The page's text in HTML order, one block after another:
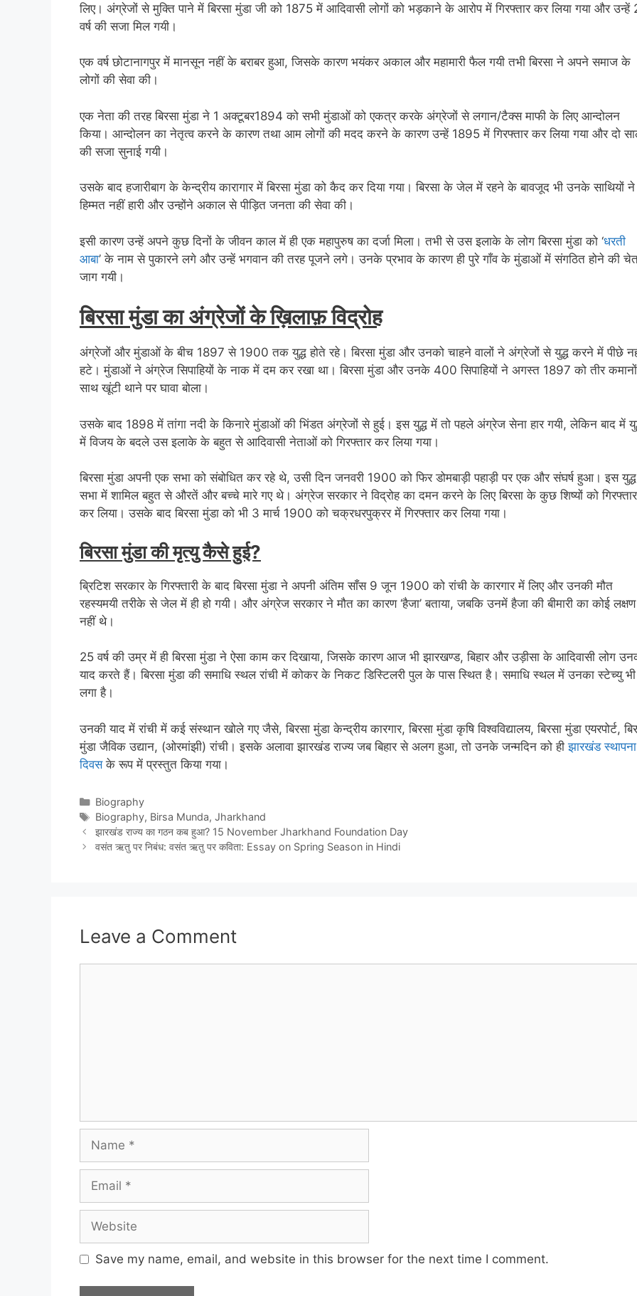
लिए। अंग्रेजों से मुक्ति पाने में बिरसा मुंडा जी को 1875 में आदिवासी लोगों को भड़काने के आरोप में गिरफ्तार कर लिया गया और उन्हें
वर्ष की सजा मिल गयी।
एक वर्ष छोटानागपुर में मानसून नहीं के बराबर हुआ, जिसके कारण भयंकर अकाल और महामारी फैल गयी तभी बिरसा ने अपने समाज के
लोगों की सेवा की।
एक नेता की तरह बिरसा मुंडा ने 1 अक्टूबर1894 को सभी मुंडाओं को एकत्र करके अंग्रेजों से लगान/टैक्स माफी के लिए आन्दोलन
किया। आन्दोलन का नेतृत्व करने के कारण तथा आम लोगों की मदद करने के कारण उन्हें 1895 में गिरफ्तार कर लिया गया और दो
की सजा सुनाई गयी।
उसके बाद हजारीबाग के केन्द्रीय कारागार में बिरसा मुंडा को कैद कर दिया गया। बिरसा के जेल में रहने के बावजूद भी उनके साथियों ने
हिम्मत नहीं हारी और उन्होंने अकाल से पीड़ित जनता की सेवा की।
इसी कारण उन्हें अपने कुछ दिनों के जीवन काल में ही एक महापुरुष का दर्जा मिला। तभी से उस इलाके के लोग बिरसा मुंडा को ‘धरती
आबा’ के नाम से पुकारने लगे और उन्हें भगवान की तरह पूजने लगे। उनके प्रभाव के कारण ही पुरे गाँव के मुंडाओं में संगठित होने की
जाग गयी।
बिरसा मुंडा का अंग्रेजों के ख़िलाफ़ विद्रोह
अंग्रेजों और मुंडाओं के बीच 1897 से 1900 तक युद्ध होते रहे। बिरसा मुंडा और उनको चाहने वालों ने अंग्रेजों से युद्ध करने में पीछे
हटे। मुंडाओं ने अंग्रेज सिपाहियों के नाक में दम कर रखा था। बिरसा मुंडा और उनके 400 सिपाहियों ने अगस्त 1897 को तीर
साथ खूंटी थाने पर घावा बोला।
उसके बाद 1898 में तांगा नदी के किनारे मुंडाओं की भिंडत अंग्रेजों से हुई। इस युद्ध में तो पहले अंग्रेज सेना हार गयी, लेकिन बाद में
में विजय के बदले उस इलाके के बहुत से आदिवासी नेताओं को गिरफ्तार कर लिया गया।
बिरसा मुंडा अपनी एक सभा को संबोधित कर रहे थे, उसी दिन जनवरी 1900 को फिर डोमबाड़ी पहाड़ी पर एक और संघर्ष हुआ। इस
सभा में शामिल बहुत से औरतें और बच्चे मारे गए थे। अंग्रेज सरकार ने विद्रोह का दमन करने के लिए बिरसा के कुछ शिष्यों को गिरफ्तार
कर लिया। उसके बाद बिरसा मुंडा को भी 3 मार्च 1900 को चक्रधरपुक्रर में गिरफ्तार कर लिया गया।
बिरसा मुंडा की मृत्यु कैसे हुई?
ब्रिटिश सरकार के गिरफ्तारी के बाद बिरसा मुंडा ने अपनी अंतिम साँस 9 जून 1900 को रांची के कारगार में लिए और उनकी मौत
रहस्यमयी तरीके से जेल में ही हो गयी। और अंग्रेज सरकार ने मौत का कारण ‘हैजा’ बताया, जबकि उनमें हैजा की बीमारी का कोई लक्षण
नहीं थे।
25 वर्ष की उम्र में ही बिरसा मुंडा ने ऐसा काम कर दिखाया, जिसके कारण आज भी झारखण्ड, बिहार और उड़ीसा के आदिवासी लोग
याद करते हैं। बिरसा मुंडा की समाधि स्थल रांची में कोकर के निकट डिस्टिलरी पुल के पास स्थित है। समाधि स्थल में उनका स्टेच्यु भी
लगा है।
उनकी याद में रांची में कई संस्थान खोले गए जैसे, बिरसा मुंडा केन्द्रीय कारगार, बिरसा मुंडा कृषि विश्वविद्यालय, बिरसा मुंडा एयरपोर्ट,
मुंडा जैविक उद्यान, (ओरमांझी) रांची। इसके अलावा झारखंड राज्य जब बिहार से अलग हुआ, तो उनके जन्मदिन को हीझारखंड स्थापना
दिवसके रूप में प्रस्तुत किया गया।
Categories
Biography
Tags
Biography, Birsa Munda, Jharkhand
झारखंड राज्य का गठन कब हुआ? 15 November Jharkhand Foundation Day
वसंत ऋतु पर निबंध: वसंत ऋतु पर कविता: Essay on Spring Season in Hindi
Leave a Comment
Save my name, email, and website in this browser for the next time I comment.